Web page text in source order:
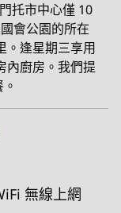
托市中心僅 10
會公園的所在
。逢星期三享用
內廚房。我們提
無線上網